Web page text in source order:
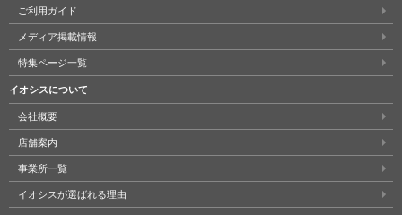
ご利用ガイド
メディア掲載情報
特集ページ一覧
イオシスについて
会社概要
店舗案内
事業所一覧
イオシスが選ばれる理由